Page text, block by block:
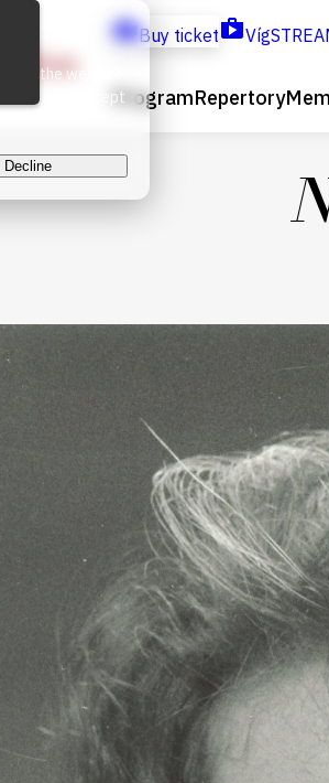
Buy ticket
ProgramRepertory
of the website
you accept
Decline